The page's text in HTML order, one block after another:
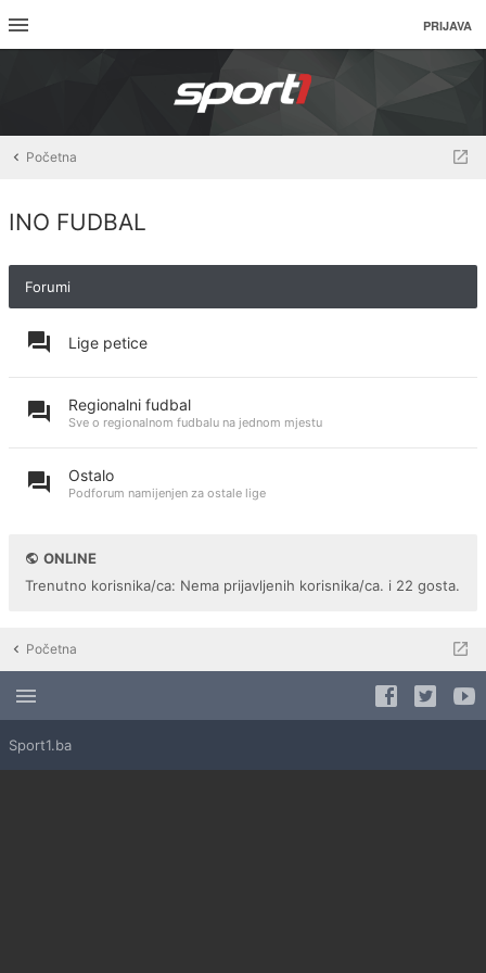
PRIJAVA
Početna
INO FUDBAL
Forumi
Lige petice
Regionalni fudbal
Sve o regionalnom fudbalu na jednom mjestu
Ostalo
Podforum namijenjen za ostale lige
ONLINE
Trenutno korisnika/ca: Nema prijavljenih korisnika/ca. i 22 gosta.
Početna
Sport1.ba